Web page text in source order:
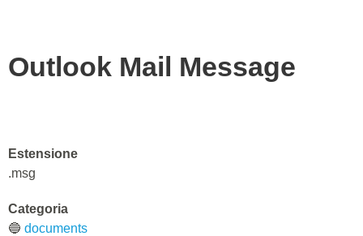
Outlook Mail Message
Estensione
.msg
Categoria
🔵 documents